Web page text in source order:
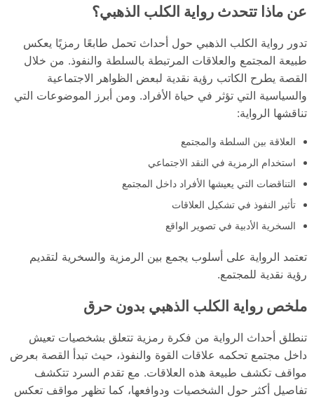
عن ماذا تتحدث رواية الكلب الذهبي؟
تدور رواية الكلب الذهبي حول أحداث تحمل طابعًا رمزيًا يعكس
طبيعة المجتمع والعلاقات المرتبطة بالسلطة والنفوذ. من خلال
القصة يطرح الكاتب رؤية نقدية لبعض الظواهر الاجتماعية
والسياسية التي تؤثر في حياة الأفراد. ومن أبرز الموضوعات التي
تناقشها الرواية:
العلاقة بين السلطة والمجتمع
استخدام الرمزية في النقد الاجتماعي
التناقضات التي يعيشها الأفراد داخل المجتمع
تأثير النفوذ في تشكيل العلاقات
السخرية الأدبية في تصوير الواقع
تعتمد الرواية على أسلوب يجمع بين الرمزية والسخرية لتقديم
رؤية نقدية للمجتمع.
ملخص رواية الكلب الذهبي بدون حرق
تنطلق أحداث الرواية من فكرة رمزية تتعلق بشخصيات تعيش
داخل مجتمع تحكمه علاقات القوة والنفوذ، حيث تبدأ القصة بعرض
مواقف تكشف طبيعة هذه العلاقات. مع تقدم السرد تتكشف
تفاصيل أكثر حول الشخصيات ودوافعها، كما تظهر مواقف تعكس